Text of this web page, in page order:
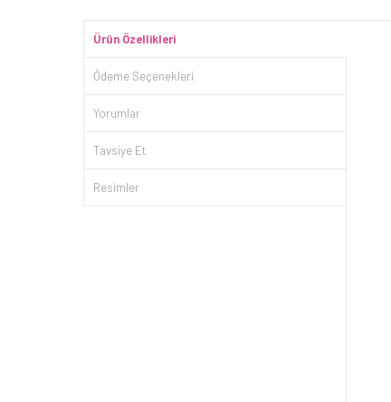
Ürün Özellikleri
Ödeme Seçenekleri
Yorumlar
Tavsiye Et
Resimler